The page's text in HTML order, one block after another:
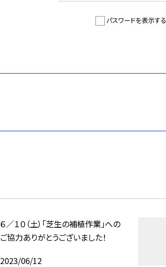
パスワードを表示する
６／１０（土）「芝生の補植作業」への
ご協力ありがとうございました！
2023/06/12